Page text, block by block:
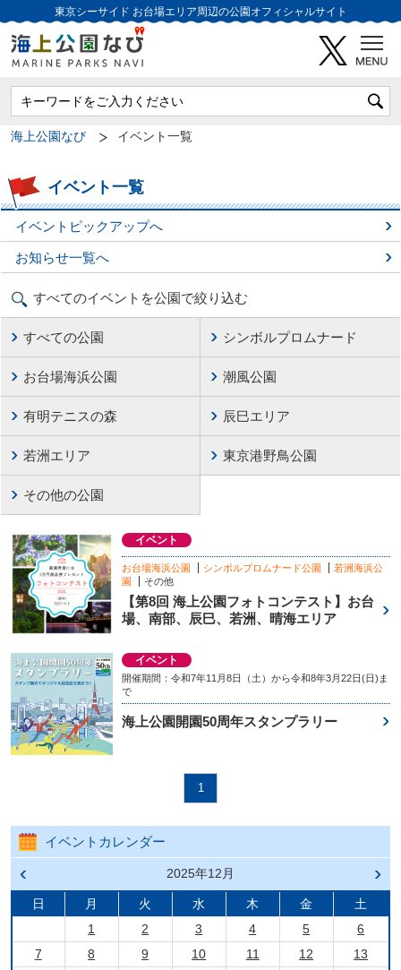
東京シーサイド お台場エリア周辺の公園オフィシャルサイト
海上公園なび イベント一覧
イベント一覧
イベントピックアップへ
お知らせ一覧へ
すべてのイベントを公園で絞り込む
すべての公園 シンボルプロムナード
お台場海浜公園 潮風公園
有明テニスの森 辰巳エリア
若洲エリア 東京港野鳥公園
その他の公園
イベント
お台場海浜公園 シンボルプロムナード公園
若洲海浜公
園
その他
【第8回 海上公園フォトコンテスト】お台
場、南部、辰巳、若洲、晴海エリア
イベント
開催期間：令和7年11月8日（土）から令和8年3月22日(日)ま
で
海上公園開園50周年スタンプラリー
1
イベントカレンダー
前の
戻る
2025年12月
次の
進む
日 月 火 水 木 金
土
1
2 3 4 5
6
7
8 9 10 11 12
13